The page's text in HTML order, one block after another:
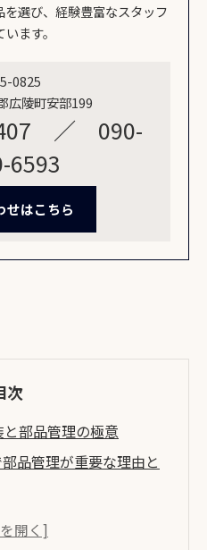
選び、経験豊富なスタッフ
ます。
0825
広陵町安部199
／ 090-
6593
せはこちら
次
部品管理の極意
品管理が重要な理由と
業に欠かせない部品管